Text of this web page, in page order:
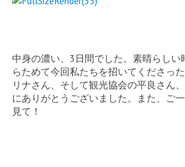
中身の濃い、3日間でした。素晴らしい
らためて今回私たちを招いてくださっ
リナさん、そして観光協会の平良さん
にありがとうございました。また、ご
見て！